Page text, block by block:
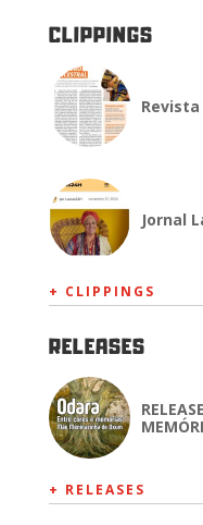
CLIPPINGS
Revista
Jornal
+ CLIPPINGS
RELEASES
+ RELEASES